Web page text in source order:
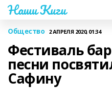
Наши Киги
Общество 2 АПРЕЛЯ 2020, 01:34
Фестиваль
песни
Сафину